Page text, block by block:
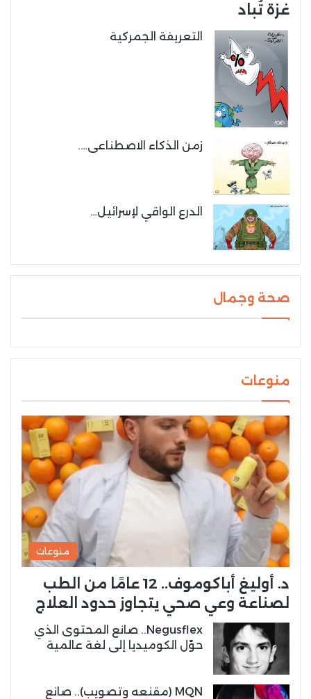
غزة تُباد
التعريفة الجمركية
زمن الذكاء الاصطناعى….
الدرع الواقي لإسرائيل…
صحة وجمال
منوعات
منوعات
د. أوليغ أباكوموف.. 12 عامًا من الطب
لصناعة وعي صحي يتجاوز حدود العلاج
Negusflex.. صانع المحتوى الذي
حوّل الكوميديا إلى لغة عالمية
MQN (مقنعه وتصويب).. صانع